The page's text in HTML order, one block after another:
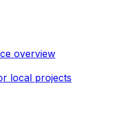
overview
local projects